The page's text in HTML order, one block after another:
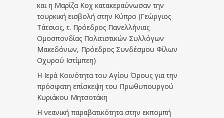
και η Μαρίζα Κοχ κατακεραύνωσαν την
τουρκική εισβολή στην Κύπρο (Γεώργιος
Τάτσιος, τ. Πρόεδρος Πανελλήνιας
Ομοσπονδίας Πολιτιστικών Συλλόγων
Μακεδόνων, Πρόεδρος Συνδέσμου Φίλων
Οχυρού Ιστίμπεη)
Η Ιερά Κοινότητα του Αγίου Όρους για την
πρόσφατη επίσκεψη του Πρωθυπουργού
Κυριάκου Μητσοτάκη
Η νεανική παραβατικότητα στην εκπομπή